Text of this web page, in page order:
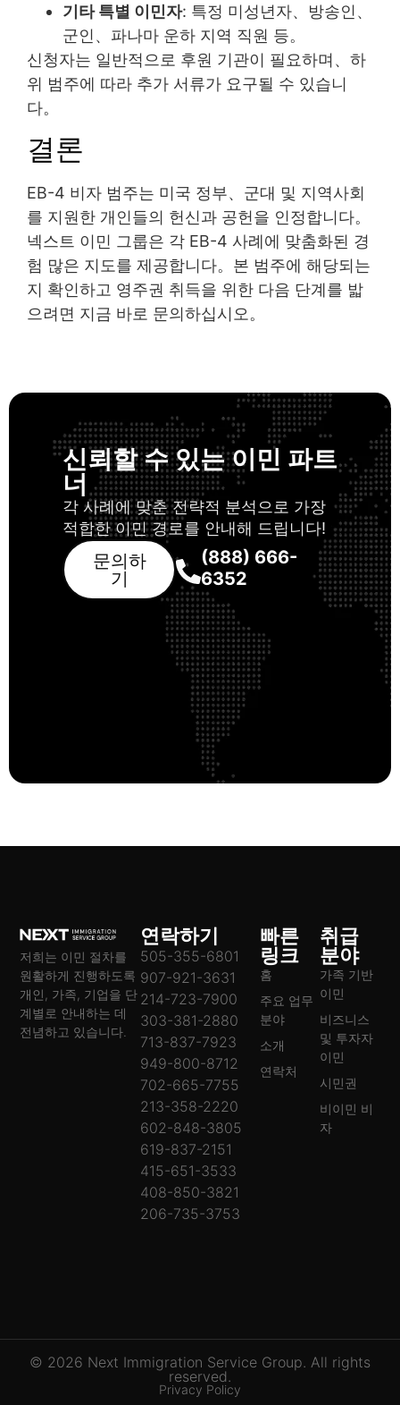
기타 특별 이민자: 특정 미성년자、방송인、
군인、파나마 운하 지역 직원 등。
신청자는 일반적으로 후원 기관이 필요하며、하
위 범주에 따라 추가 서류가 요구될 수 있습니
다。
결론
EB-4 비자 범주는 미국 정부、군대 및 지역사회
를 지원한 개인들의 헌신과 공헌을 인정합니다。
넥스트 이민 그룹은 각 EB-4 사례에 맞춤화된 경
험 많은 지도를 제공합니다。본 범주에 해당되는
지 확인하고 영주권 취득을 위한 다음 단계를 밟
으려면 지금 바로 문의하십시오。
신뢰할 수 있는 이민 파트
너
각 사례에 맞춘 전략적 분석으로 가장
적합한 이민 경로를 안내해 드립니다!
문의하
기
(888) 666-
6352
저희는 이민 절차를
원활하게 진행하도록
개인, 가족, 기업을 단
계별로 안내하는 데
전념하고 있습니다.
빠른
링크
홈
주요 업무
분야
소개
연락처
취급
분야
가족 기반
이민
비즈니스
및 투자자
이민
시민권
비이민 비
자
연락하기
505-355-6801
907-921-3631
214-723-7900
303-381-2880
713-837-7923
949-800-8712
702-665-7755
213-358-2220
602-848-3805
619-837-2151
415-651-3533
408-850-3821
206-735-3753
© 2026 Next Immigration Service Group. All rights
reserved.
Privacy Policy